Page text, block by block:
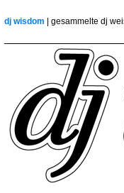
dj wisdom | gesammelte dj